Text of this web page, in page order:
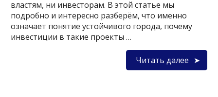
властям, ни инвесторам. В этой статье мы
подробно и интересно разберём, что именно
означает понятие устойчивого города, почему
инвестиции в такие проекты …
Читать далее